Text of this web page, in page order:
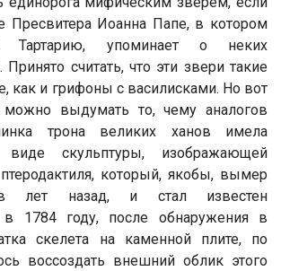
Пресвитера Иоанна Папе, в котором
Тартарию, упоминает о неких
Принято считать, что эти звери такие
и грифоны с василисками. Но вот
можно выдумать то, чему аналогов
трона великих ханов имела
скульптуры, изображающей
который, якобы, вымер
лет назад, и стал известен
в 1784 году, после обнаружения в
скелета на каменной плите, по
воссоздать внешний облик этого